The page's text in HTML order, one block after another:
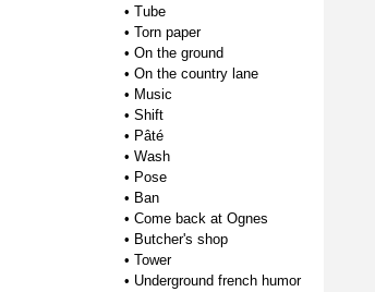
• Tube
• Torn paper
• On the ground
• On the country lane
• Music
• Shift
• Pâté
• Wash
• Pose
• Ban
• Come back at Ognes
• Butcher's shop
• Tower
• Underground french humor